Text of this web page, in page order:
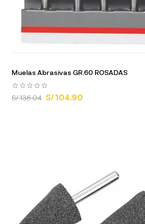
Muelas Abrasivas GR.60 ROSADAS
S/ 136.04 S/ 104.90